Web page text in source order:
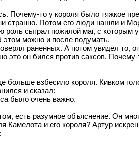
Почему-то у короля было тяжкое
странно. Потом его люди нашли и
сыграл пожилой маг, с которым
этом можно и после подумать.
раненных. А потом увидел то,
это он бился против саксов.
взбесило короля. Кивком
и сказал:
было очень важно.
есть разумное объяснение. Он
и его короля? Артур